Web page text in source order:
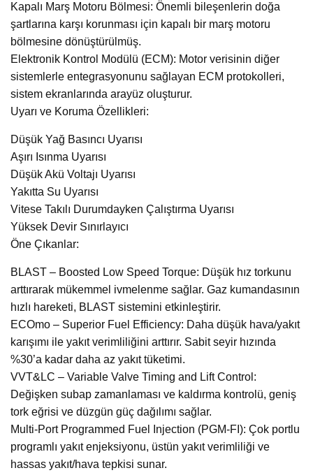
Kapalı Marş Motoru Bölmesi: Önemli bileşenlerin doğa
şartlarına karşı korunması için kapalı bir marş motoru
bölmesine dönüştürülmüş.
Elektronik Kontrol Modülü (ECM): Motor verisinin diğer
sistemlerle entegrasyonunu sağlayan ECM protokolleri,
sistem ekranlarında arayüz oluşturur.
Uyarı ve Koruma Özellikleri:
Düşük Yağ Basıncı Uyarısı
Aşırı Isınma Uyarısı
Düşük Akü Voltajı Uyarısı
Yakıtta Su Uyarısı
Vitese Takılı Durumdayken Çalıştırma Uyarısı
Yüksek Devir Sınırlayıcı
Öne Çıkanlar:
BLAST – Boosted Low Speed Torque: Düşük hız torkunu
arttırarak mükemmel ivmelenme sağlar. Gaz kumandasının
hızlı hareketi, BLAST sistemini etkinleştirir.
ECOmo – Superior Fuel Efficiency: Daha düşük hava/yakıt
karışımı ile yakıt verimliliğini arttırır. Sabit seyir hızında
%30’a kadar daha az yakıt tüketimi.
VVT&LC – Variable Valve Timing and Lift Control:
Değişken subap zamanlaması ve kaldırma kontrolü, geniş
tork eğrisi ve düzgün güç dağılımı sağlar.
Multi-Port Programmed Fuel Injection (PGM-FI): Çok portlu
programlı yakıt enjeksiyonu, üstün yakıt verimliliği ve
hassas yakıt/hava tepkisi sunar.